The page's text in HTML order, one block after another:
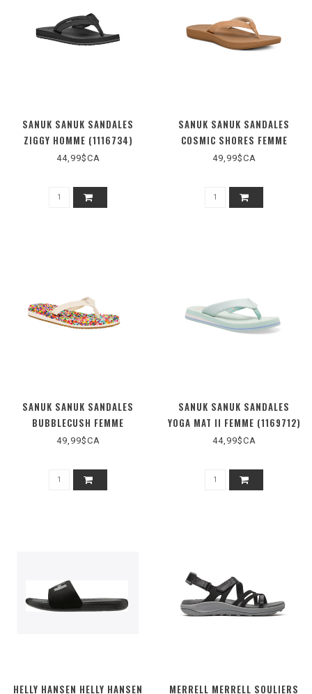
SANUK SANUK SANDALES
ZIGGY HOMME (1116734)
44,99$CA
SANUK SANUK SANDALES
COSMIC SHORES FEMME
(1156290)
49,99$CA
SANUK SANUK SANDALES
BUBBLECUSH FEMME
(1169930)
49,99$CA
SANUK SANUK SANDALES
YOGA MAT II FEMME (1169712)
44,99$CA
HELLY HANSEN HELLY HANSEN MERRELL MERRELL SOULIERS